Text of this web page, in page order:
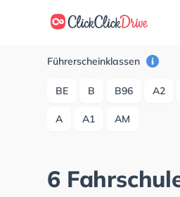
Führerscheinklassen
BE B B96 A2
A A1 AM
6